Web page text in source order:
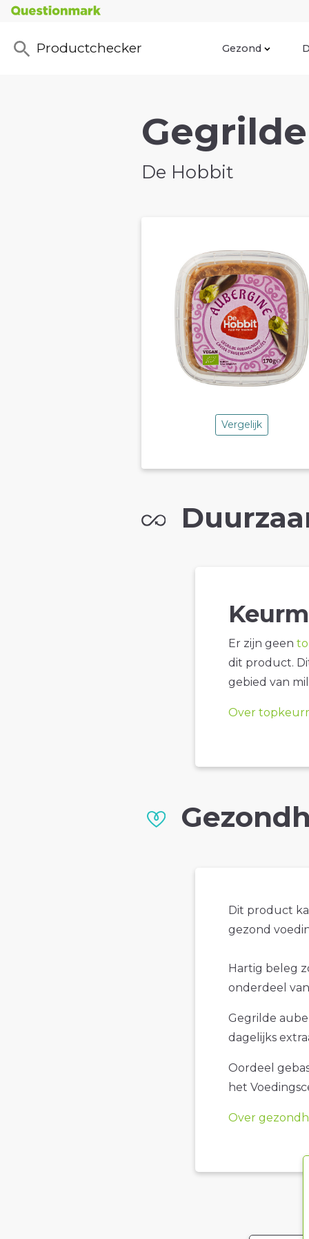
Productchecker Gezond
De Hobbit
Vergelijk
Er zijn geen
dit product.
gebied van
Over
Dit product
gezond
Hartig beleg
onderdeel
Gegrilde
dagelijks
Oordeel
het
Over